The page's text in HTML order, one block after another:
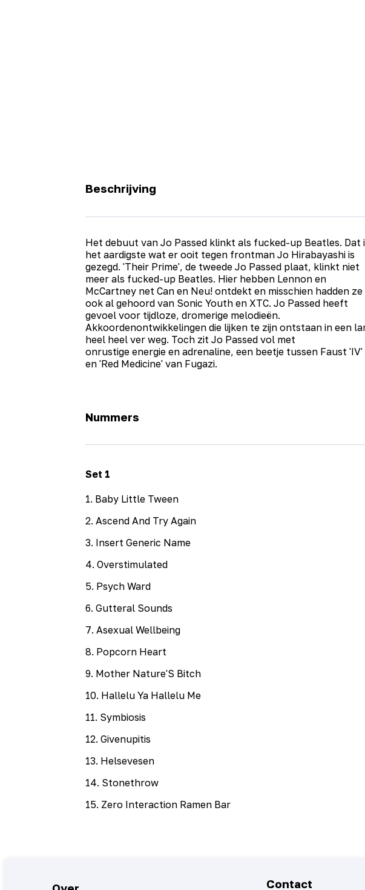
Beschrijving
Het debuut van Jo Passed klinkt als fucked-up Beatles. Dat
het aardigste wat er ooit tegen frontman Jo Hirabayashi is
gezegd. 'Their Prime', de tweede Jo Passed plaat, klinkt niet
meer als fucked-up Beatles. Hier hebben Lennon en
McCartney net Can en Neu! ontdekt en misschien hadden ze
ook al gehoord van Sonic Youth en XTC. Jo Passed heeft
gevoel voor tijdloze, dromerige melodieën.
Akkoordenontwikkelingen die lijken te zijn ontstaan in een
heel heel ver weg. Toch zit Jo Passed vol met
onrustige energie en adrenaline, een beetje tussen Faust 'IV'
en 'Red Medicine' van Fugazi.
Nummers
Set 1
1. Baby Little Tween
2. Ascend And Try Again
3. Insert Generic Name
4. Overstimulated
5. Psych Ward
6. Gutteral Sounds
7. Asexual Wellbeing
8. Popcorn Heart
9. Mother Nature'S Bitch
10. Hallelu Ya Hallelu Me
11. Symbiosis
12. Givenupitis
13. Helsevesen
14. Stonethrow
15. Zero Interaction Ramen Bar
Contact